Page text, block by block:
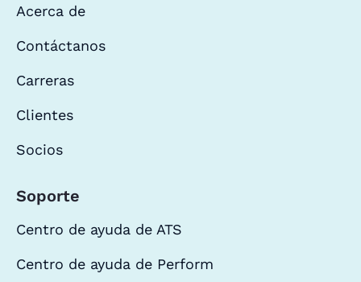
Acerca de
Contáctanos
Carreras
Clientes
Socios
Soporte
Centro de ayuda de ATS
Centro de ayuda de Perform